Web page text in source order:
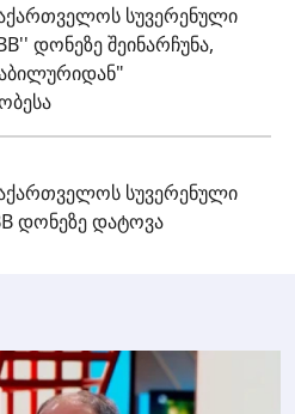
სუვერენული
დონეზე შეინარჩუნა,
სუვერენული
დონეზე დატოვა